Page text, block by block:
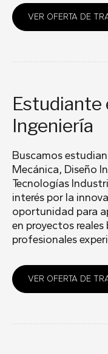
VER OFERTA DE
Estudiante
Ingeniería
Buscamos
Mecánica, Diseño
Tecnologías
interés por la
oportunidad para
en proyectos
profesionales
VER OFERTA DE